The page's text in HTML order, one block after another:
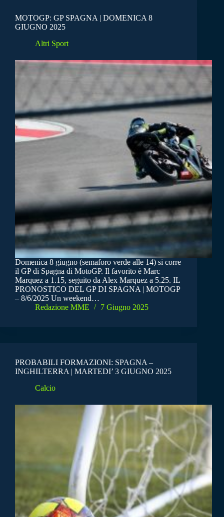
MOTOGP: GP SPAGNA | DOMENICA 8
GIUGNO 2025
Altri Sport
Domenica 8 giugno (semaforo verde alle 14) si corre
il GP di Spagna di MotoGP. Il favorito è Marc
Marquez a 1.15, seguito da Alex Marquez a 5.25. IL
PRONOSTICO DEL GP DI SPAGNA | MOTOGP
– 8/6/2025 Un weekend…
Redazione MME
7 Giugno 2025
PROBABILI FORMAZIONI: SPAGNA –
INGHILTERRA | MARTEDI’ 3 GIUGNO 2025
Calcio